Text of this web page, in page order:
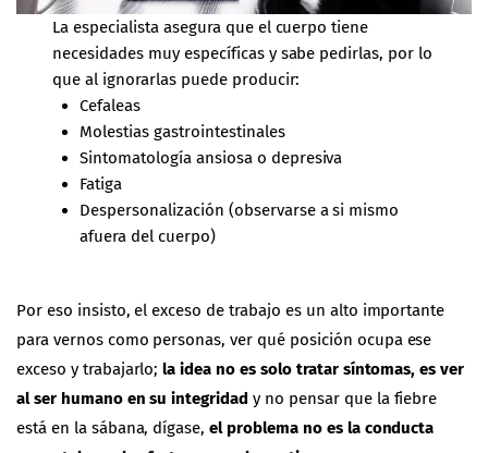
La especialista asegura que el cuerpo tiene
necesidades muy específicas y sabe pedirlas, por lo
que al ignorarlas puede producir:
Cefaleas
Molestias gastrointestinales
Sintomatología ansiosa o depresiva
Fatiga
Despersonalización (observarse a si mismo
afuera del cuerpo)
Por eso insisto, el exceso de trabajo es un alto importante
para vernos como personas, ver qué posición ocupa ese
exceso y trabajarlo;la idea no es solo tratar síntomas, es ver
al ser humano en su integridady no pensar que la fiebre
está en la sábana, dígase,el problema no es la conducta